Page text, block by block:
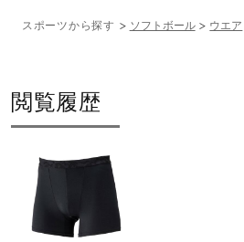
素材
ウエストゴム：ポリエステル90％、
原産国
スポーツから探す ソフトボール ウエア
閲覧履歴